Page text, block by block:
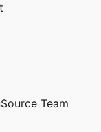
Team